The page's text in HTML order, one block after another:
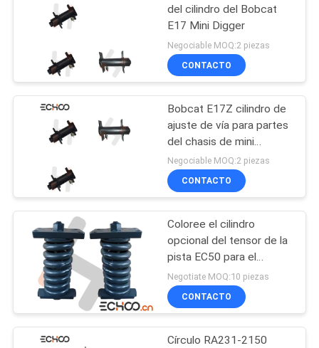
CALIDAD
NOTICIAS
PIDA
MAPA
DEL
SITIO
PRIVACY
POLICY
del cilindro del Bobcat
E17 Mini Digger
Negociable MOQ:2 piezas
CONTACTO
Bobcat E17Z cilindro de
ajuste de vía para partes
del chasis de mini
excavadoras
Negociable MOQ:2 piezas
CONTACTO
Coloree el cilindro
opcional del tensor de la
pista EC50 para el
ajustador de la pista de
las piezas EC50 del tren
de aterrizaje de Volvo
Negotiate MOQ:10 piezas
CONTACTO
Círculo RA231-2150